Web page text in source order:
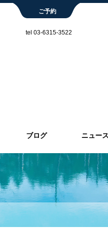
ご予約
tel 03-6315-3522
ブログ ニュース